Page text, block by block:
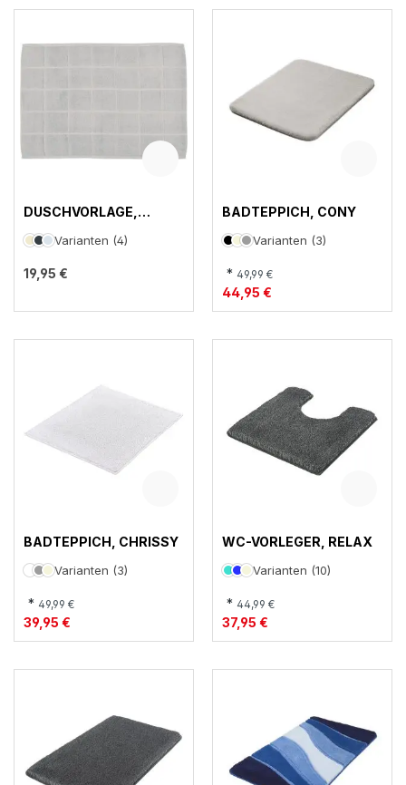
DUSCHVORLAGE,
Varianten (4)
19,95 €
BADTEPPICH, CONY
Varianten (3)
* 49,99 €
44,95 €
BADTEPPICH, CHRISSY
Varianten (3)
* 49,99 €
39,95 €
WC-VORLEGER, RELAX
Varianten (10)
* 44,99 €
37,95 €